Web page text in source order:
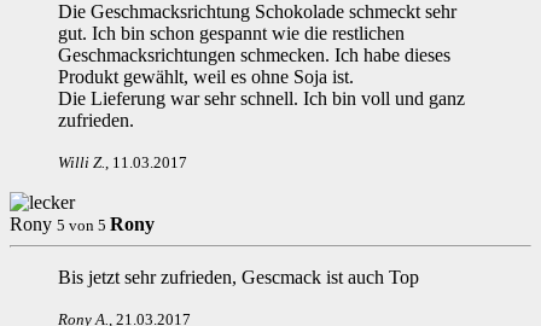
Die Geschmacksrichtung Schokolade schmeckt sehr
gut. Ich bin schon gespannt wie die restlichen
Geschmacksrichtungen schmecken. Ich habe dieses
Produkt gewählt, weil es ohne Soja ist.
Die Lieferung war sehr schnell. Ich bin voll und ganz
zufrieden.
Willi Z., 11.03.2017
Rony 5 von 5 Rony
Bis jetzt sehr zufrieden, Gescmack ist auch Top
Rony A., 21.03.2017